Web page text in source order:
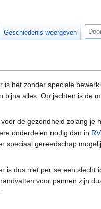
het zonder speciale
bijna alles. Op jachten is de
de gezondheid zolang je
onderdelen nodig dan in
speciaal gereedschap
is dus niet per se een slecht
voor pannen zijn
Geschiedenis weergeven
Z
o
e
n